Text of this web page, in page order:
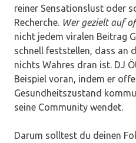
reiner Sensationslust oder
Recherche. Wer gezielt auf
nicht jedem viralen Beitrag
schnell feststellen, dass an
nichts Wahres dran ist. DJ
Beispiel voran, indem er
Gesundheitszustand
seine Community wendet.
Darum solltest du deinen